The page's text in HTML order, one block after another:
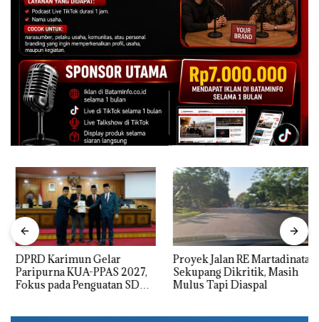
DPRD Karimun Gelar
Paripurna KUA-PPAS 2027,
Fokus pada Penguatan SDM,
Proyek Jalan RE Martadinata
Sekupang Dikritik, Masih
Mulus Tapi Diaspal